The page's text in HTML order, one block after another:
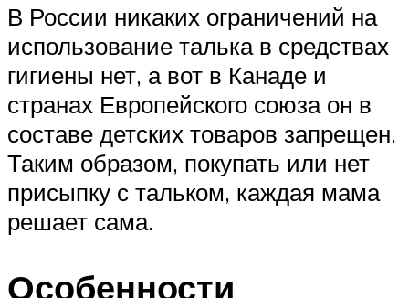
В России никаких ограничений на
использование талька в средствах
гигиены нет, а вот в Канаде и
странах Европейского союза он в
составе детских товаров запрещен.
Таким образом, покупать или нет
присыпку с тальком, каждая мама
решает сама.
Особенности